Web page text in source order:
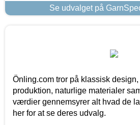
Se udvalget på
Önling.com tror på klassisk
produktion, naturlige materialer
værdier gennemsyrer alt hvad de
her for at se deres udvalg.